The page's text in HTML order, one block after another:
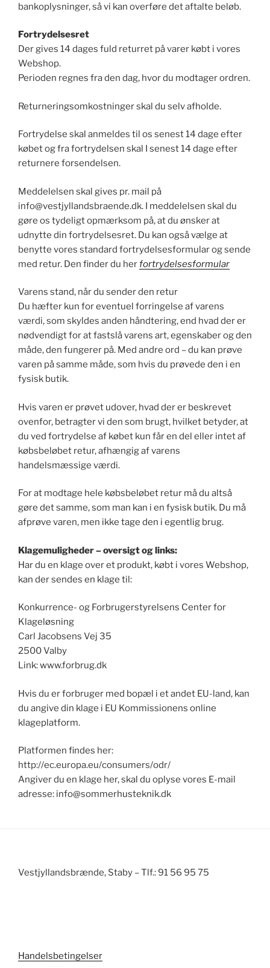
bankoplysninger, så vi kan overføre det aftalte beløb.
Fortrydelsesret
Der gives 14 dages fuld returret på varer købt i vores
Webshop.
Perioden regnes fra den dag, hvor du modtager ordren.
Returneringsomkostninger skal du selv afholde.
Fortrydelse skal anmeldes til os senest 14 dage efter
købet og fra fortrydelsen skal I senest 14 dage efter
returnere forsendelsen.
Meddelelsen skal gives pr. mail på
info@vestjyllandsbraende.dk. I meddelelsen skal du
gøre os tydeligt opmærksom på, at du ønsker at
udnytte din fortrydelsesret. Du kan også vælge at
benytte vores standard fortrydelsesformular og sende
med retur. Den finder du herfortrydelsesformular
Varens stand, når du sender den retur
Du hæfter kun for eventuel forringelse af varens
værdi, som skyldes anden håndtering, end hvad der er
nødvendigt for at fastslå varens art, egenskaber og den
måde, den fungerer på. Med andre ord – du kan prøve
varen på samme måde, som hvis du prøvede den i en
fysisk butik.
Hvis varen er prøvet udover, hvad der er beskrevet
ovenfor, betragter vi den som brugt, hvilket betyder, at
du ved fortrydelse af købet kun får en del eller intet af
købsbeløbet retur, afhængig af varens
handelsmæssige værdi.
For at modtage hele købsbeløbet retur må du altså
gøre det samme, som man kan i en fysisk butik. Du må
afprøve varen, men ikke tage den i egentlig brug.
Klagemuligheder – oversigt og links:
Har du en klage over et produkt, købt i vores Webshop,
kan der sendes en klage til:
Konkurrence- og Forbrugerstyrelsens Center for
Klageløsning
Carl Jacobsens Vej 35
2500 Valby
Link: www.forbrug.dk
Hvis du er forbruger med bopæl i et andet EU-land, kan
du angive din klage i EU Kommissionens online
klageplatform.
Platformen findes her:
http://ec.europa.eu/consumers/odr/
Angiver du en klage her, skal du oplyse vores E-mail
adresse: info@sommerhusteknik.dk
Vestjyllandsbrænde, Staby – Tlf.: 91 56 95 75
Handelsbetingelser